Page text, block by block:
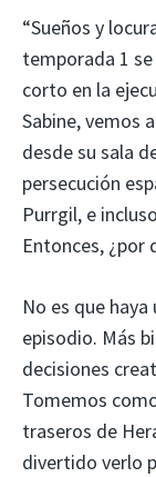
“Sueños y
temporada 1
corto en la
Sabine, vemos
desde su sala
persecución
Purrgil, e
Entonces, ¿por
No es que
episodio. Más
decisiones
Tomemos
traseros de
divertido verlo